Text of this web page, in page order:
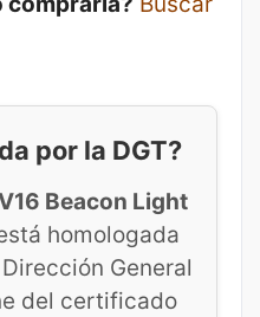
por la DGT?
Beacon Light
homologada
General
del certificado